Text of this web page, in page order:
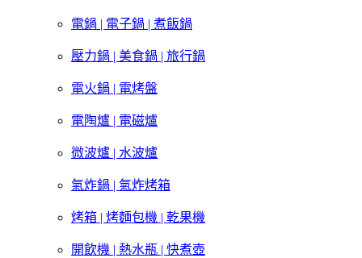
電鍋 | 電子鍋 | 煮飯鍋
壓力鍋 | 美食鍋 | 旅行鍋
電火鍋 | 電烤盤
電陶爐 | 電磁爐
微波爐 | 水波爐
氣炸鍋 | 氣炸烤箱
烤箱 | 烤麵包機 | 乾果機
開飲機 | 熱水瓶 | 快煮壺